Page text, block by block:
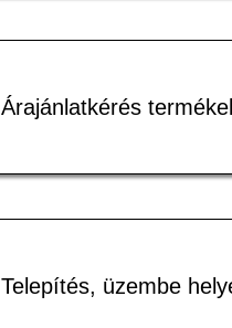
Árajánlatkérés
Telepítés, üzembe